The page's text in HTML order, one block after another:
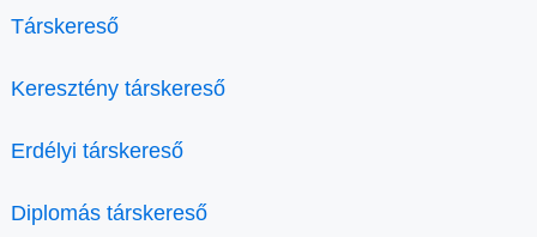
Társkereső
Keresztény társkereső
Erdélyi társkereső
Diplomás társkereső